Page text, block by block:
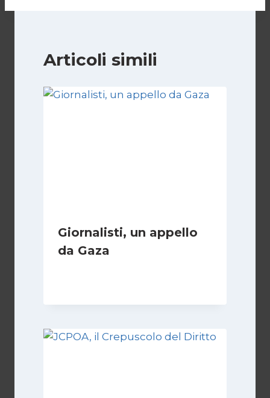
Articoli simili
Giornalisti, un appello
da Gaza